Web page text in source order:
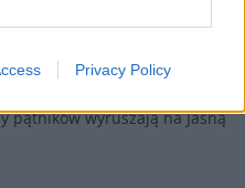
Privacy Policy
pątników wyruszają na Jasną